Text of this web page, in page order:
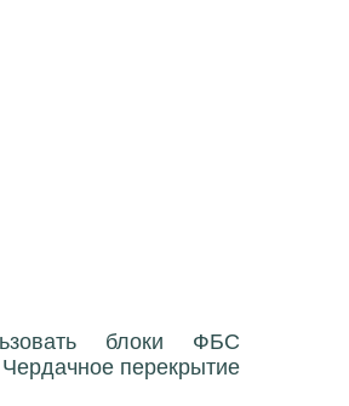
блоки ФБС
перекрытие